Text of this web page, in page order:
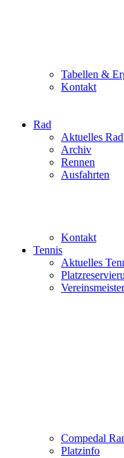
Tabellen &
Kontakt
Rad
Aktuelles Rad
Archiv
Rennen
Ausfahrten
Kontakt
Tennis
Aktuelles
Compedal
Platzinfo